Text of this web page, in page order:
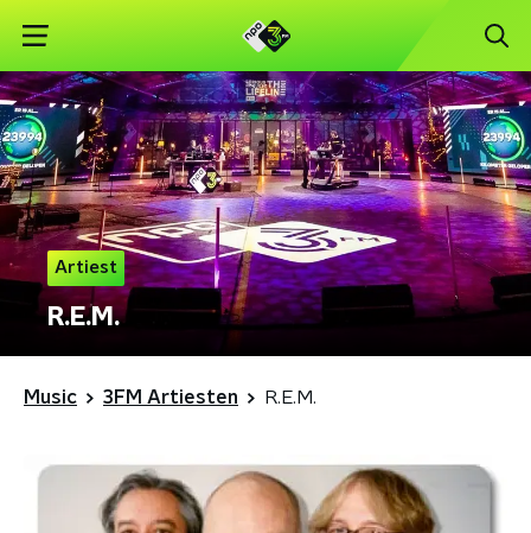
Artiest
R.E.M.
Music 3FM Artiesten R.E.M.